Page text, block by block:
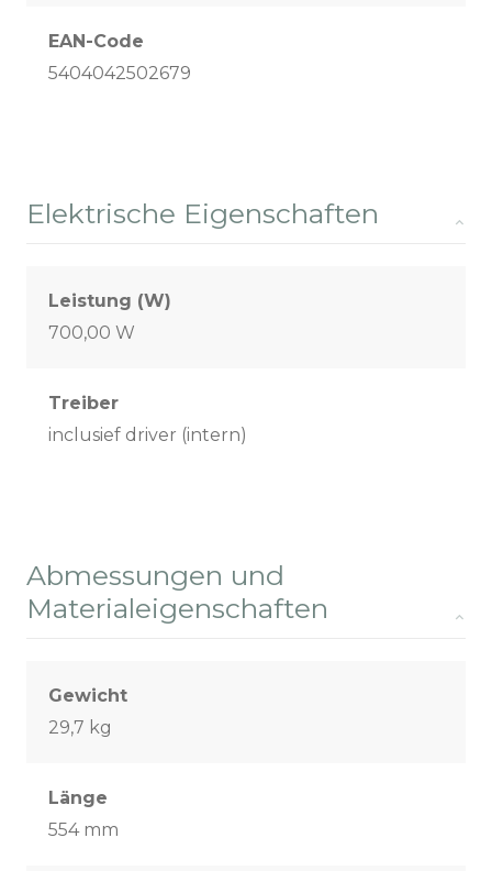
EAN-Code
5404042502679
Elektrische Eigenschaften
Leistung (W)
700,00 W
Treiber
inclusief driver (intern)
Abmessungen und
Materialeigenschaften
Gewicht
29,7 kg
Länge
554 mm